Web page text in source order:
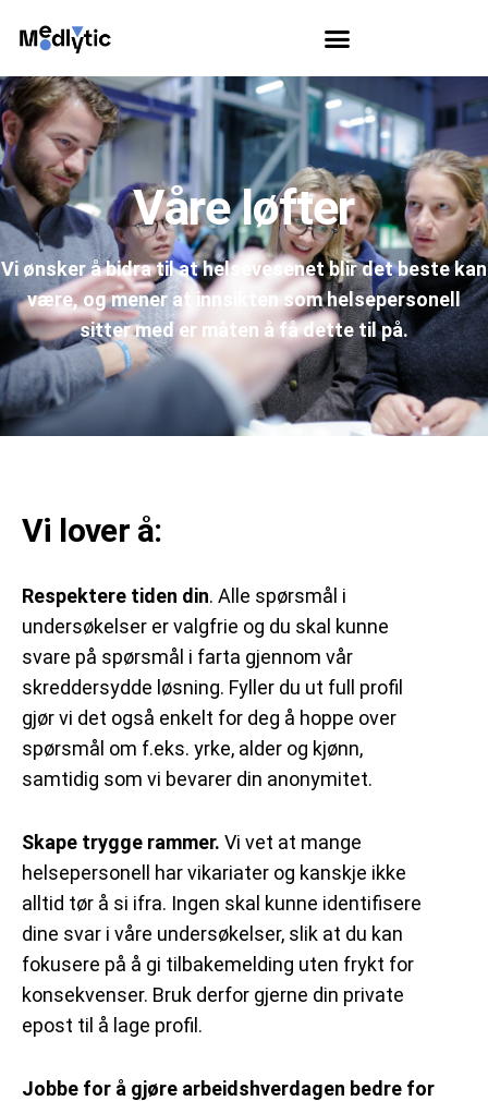
Våre løfter
Vi ønsker å bidra til at helsevesenet blir det beste kan
være, og mener at innsikten som helsepersonell
sitter med er måten å få dette til på.
Vi lover å:
Respektere tiden din. Alle spørsmål i
undersøkelser er valgfrie og du skal kunne
svare på spørsmål i farta gjennom vår
skreddersydde løsning. Fyller du ut full profil
gjør vi det også enkelt for deg å hoppe over
spørsmål om f.eks. yrke, alder og kjønn,
samtidig som vi bevarer din anonymitet.
Skape trygge rammer. Vi vet at mange
helsepersonell har vikariater og kanskje ikke
alltid tør å si ifra. Ingen skal kunne identifisere
dine svar i våre undersøkelser, slik at du kan
fokusere på å gi tilbakemelding uten frykt for
konsekvenser. Bruk derfor gjerne din private
epost til å lage profil.
Jobbe for å gjøre arbeidshverdagen bedre for